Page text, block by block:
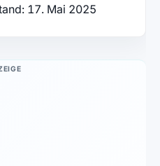
17. Mai 2025